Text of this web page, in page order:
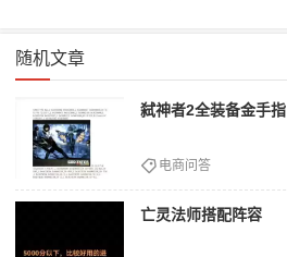
随机文章
弑神者2全装备金手指
电商问答
亡灵法师搭配阵容